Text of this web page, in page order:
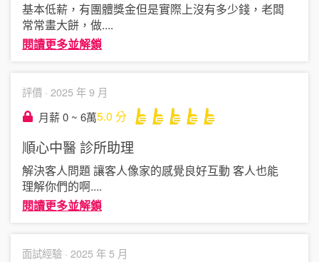
基本低薪，有團體獎金但是實際上沒有多少錢，老闆
常常畫大餅，做....
閱讀更多並解鎖
評價 · 2025 年 9 月
月薪 0 ~ 6萬5.0 分
順心中醫診所助理
解決客人問題 讓客人像家的感覺良好互動 客人也能
理解你們的啊....
閱讀更多並解鎖
面試經驗 · 2025 年 5 月